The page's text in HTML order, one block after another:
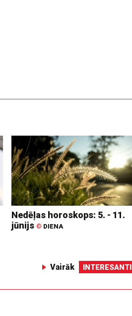
Nedēļas horoskops: 5. - 11.
jūnijs © DIENA
Vairāk INTERESANTI